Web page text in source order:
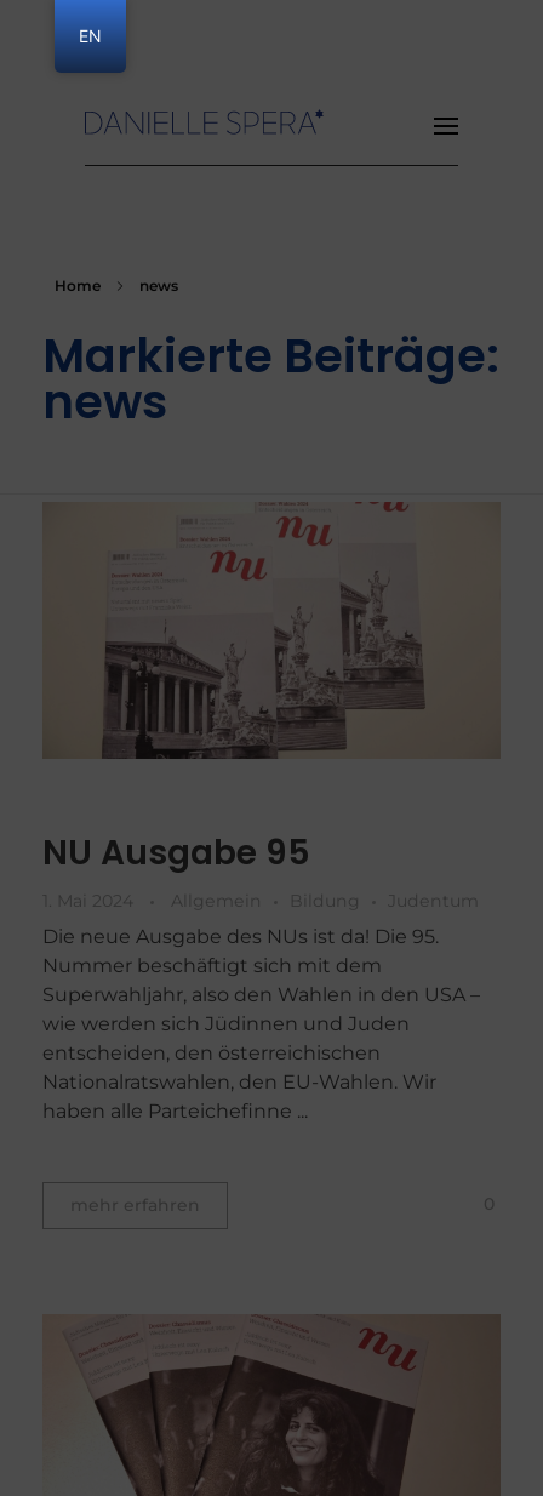
Home news
Markierte Beiträge:
news
NU Ausgabe 95
1. Mai 2024 Allgemein Bildung Judentum
Die neue Ausgabe des NUs ist da! Die 95.
Nummer beschäftigt sich mit dem
Superwahljahr, also den Wahlen in den USA –
wie werden sich Jüdinnen und Juden
entscheiden, den österreichischen
Nationalratswahlen, den EU-Wahlen. Wir
haben alle Parteichefinne ...
mehr erfahren 0
EN